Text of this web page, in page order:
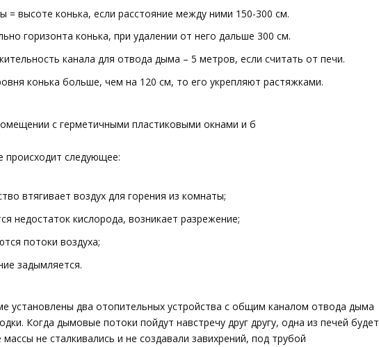
= высоте конька, если расстояние между ними 150-300 см.
горизонта конька, при удалении от него дальше 300 см.
канала для отвода дыма – 5 метров, если считать от печи.
конька больше, чем на 120 см, то его укрепляют растяжками.
с герметичными пластиковыми окнами и б
происходит следующее:
втягивает воздух для горения из комнаты;
недостаток кислорода, возникает разрежение;
потоки воздуха;
задымляется.
установлены два отопительных устройства с общим каналом отвода дыма
Когда дымовые потоки пойдут навстречу друг другу, одна из печей будет
не сталкивались и не создавали завихрений, под трубой